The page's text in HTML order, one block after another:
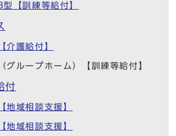
【訓練等給付】
介護給付】
グループホーム）【訓練等給付】
付
地域相談支援】
地域相談支援】